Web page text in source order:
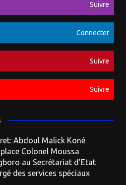
Suivre
Connecter
Suivre
Suivre
Abdoul Malick Koné
Colonel Moussa
au Secrétariat d’Etat
des services spéciaux